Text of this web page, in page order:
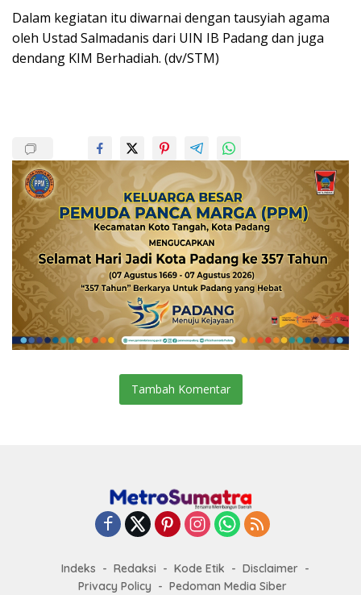
Dalam kegiatan itu diwarnai dengan tausyiah agama
oleh Ustad Salmadanis dari UIN IB Padang dan juga
dendang KIM Berhadiah. (dv/STM)
Tambah Komentar
Indeks Redaksi Kode Etik
Disclaimer
Privacy Policy
Pedoman Media Siber